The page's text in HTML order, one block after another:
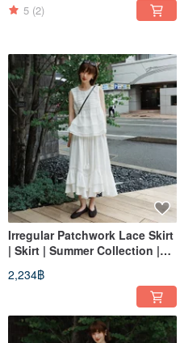
5 (2)
Irregular Patchwork Lace Skirt
| Skirt | Summer Collection |
Sora-2148
2,234฿